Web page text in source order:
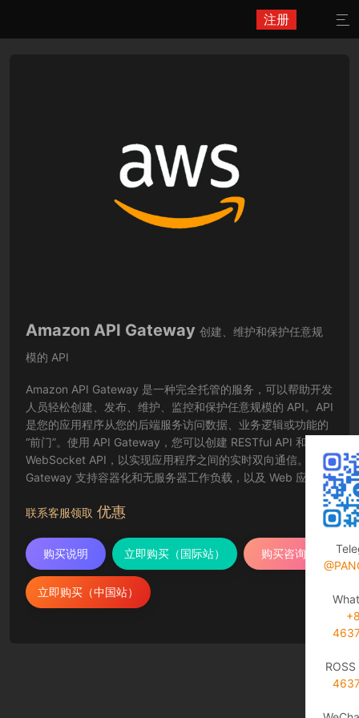
注册 
Amazon API Gateway 创建、维护和保护任意规
模的 API
Amazon API Gateway 是一种完全托管的服务，可以帮助开发
人员轻松创建、发布、维护、监控和保护任意规模的 API。API
是您的应用程序从您的后端服务访问数据、业务逻辑或功能的
“前门”。使用 API Gateway，您可以创建 RESTful API 和
WebSocket API，以实现应用程序之间的实时双向通信。API
Gateway 支持容器化和无服务器工作负载，以及 Web 应用程
联系客服领取 优惠
购买说明 立即购买（国际站） 购买咨询
立即购买（中国站）